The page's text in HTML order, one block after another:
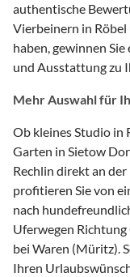
authentische
Vierbeinern in
haben, gewinnen
und Ausstattung zu
Mehr Auswahl für
Ob kleines Studio in
Garten in Sietow
Rechlin direkt an
profitieren Sie von
nach
Uferwegen
bei Waren (Müritz).
Ihren